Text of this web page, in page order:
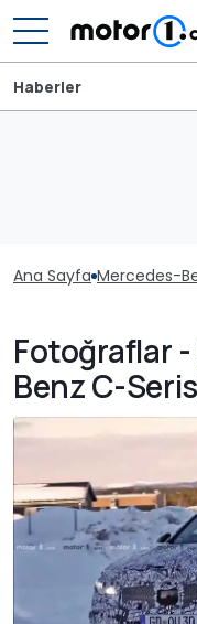
Haberler
Ana Sayfa Mercedes-
Fotoğraflar
Benz C-